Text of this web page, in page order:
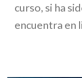
curso, si ha
encuentra en